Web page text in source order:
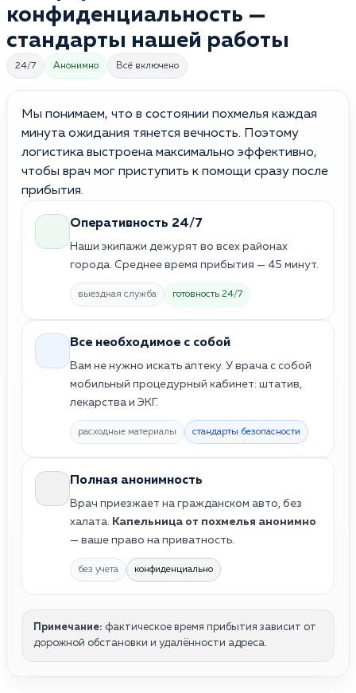
конфиденциальность —
стандарты нашей работы
24/7 Анонимно Всё включено
Мы понимаем, что в состоянии похмелья каждая
минута ожидания тянется вечность. Поэтому
логистика выстроена максимально эффективно,
чтобы врач мог приступить к помощи сразу после
прибытия.
Оперативность 24/7
Наши экипажи дежурят во всех районах
города. Среднее время прибытия — 45 минут.
выездная служба готовность 24/7
Все необходимое с собой
Вам не нужно искать аптеку. У врача с собой
мобильный процедурный кабинет: штатив,
лекарства и ЭКГ.
расходные материалы стандарты безопасности
Полная анонимность
Врач приезжает на гражданском авто, без
халата. Капельница от похмелья анонимно
— ваше право на приватность.
без учета конфиденциально
Примечание: фактическое время прибытия зависит от
дорожной обстановки и удалённости адреса.